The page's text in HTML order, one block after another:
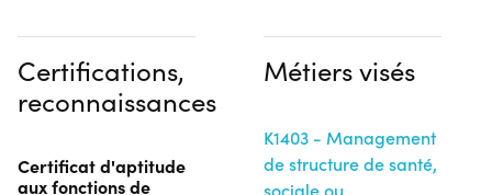
Certifications,
reconnaissances
Certificat d'aptitude
aux fonctions de
Métiers visés
K1403 - Management
de structure de santé,
sociale ou